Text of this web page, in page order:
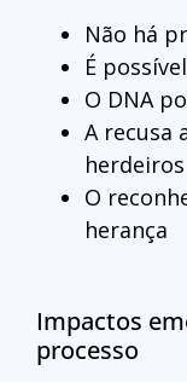
Não há
É
O DNA
A recusa
herdeiros
O
herança
Impactos
processo